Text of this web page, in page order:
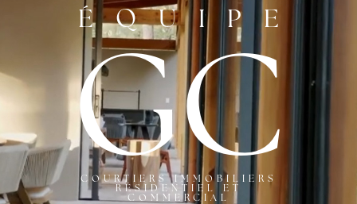
ÉQUIPE
GC
COURTIERS IMMOBILIERS
RÉSIDENTIEL ET
COMMERCIAL